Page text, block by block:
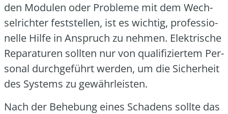
den Modu­len oder Pro­ble­me mit dem Wech­
sel­rich­ter fest­stel­len, ist es wich­tig, pro­fes­sio­
nel­le Hil­fe in Anspruch zu neh­men. Elek­tri­sche
Repa­ra­tu­ren soll­ten nur von qua­li­fi­zier­tem Per­
so­nal durch­ge­führt wer­den, um die Sicher­heit
des Sys­tems zu gewähr­leis­ten.
Nach der Behe­bung eines Scha­dens soll­te das